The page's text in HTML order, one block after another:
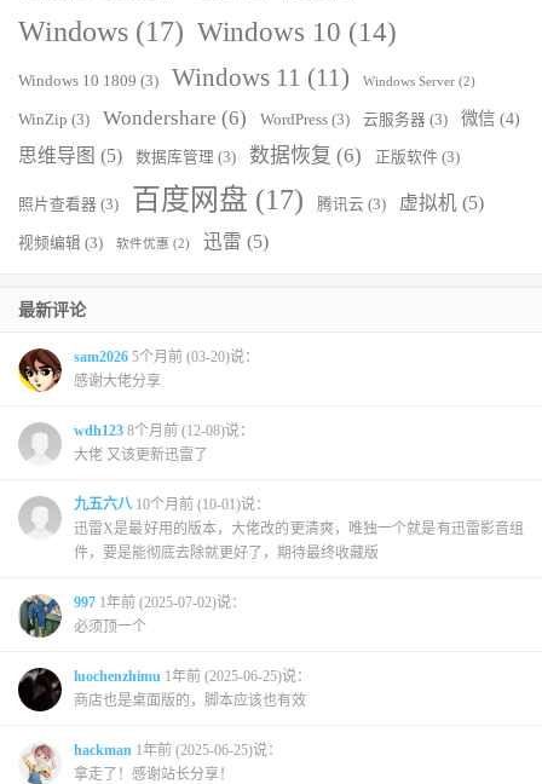
Windows (17) Windows 10 (14)
Windows 10 1809 (3) Windows 11 (11) Windows Server (2)
WinZip (3) Wondershare (6) WordPress (3) 云服务器 (3) 微信 (4)
思维导图 (5) 数据库管理 (3) 数据恢复 (6) 正版软件 (3)
照片查看器 (3) 百度网盘 (17) 腾讯云 (3) 虚拟机 (5)
视频编辑 (3) 软件优惠 (2) 迅雷 (5)
最新评论
sam2026 5个月前 (03-20)说：
感谢大佬分享
wdh123 8个月前 (12-08)说：
大佬 又该更新迅雷了
九五六八 10个月前 (10-01)说：
迅雷X是最好用的版本，大佬改的更清爽，唯独一个就是有迅雷影音组
件，要是能彻底去除就更好了，期待最终收藏版
997 1年前 (2025-07-02)说：
必须顶一个
luochenzhimu 1年前 (2025-06-25)说：
商店也是桌面版的，脚本应该也有效
hackman 1年前 (2025-06-25)说：
拿走了！感谢站长分享！